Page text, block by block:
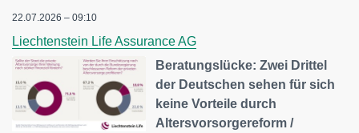
22.07.2026 – 09:10
Liechtenstein Life Assurance AG
Beratungslücke: Zwei Drittel
der Deutschen sehen für sich
keine Vorteile durch
Altersvorsorgereform /